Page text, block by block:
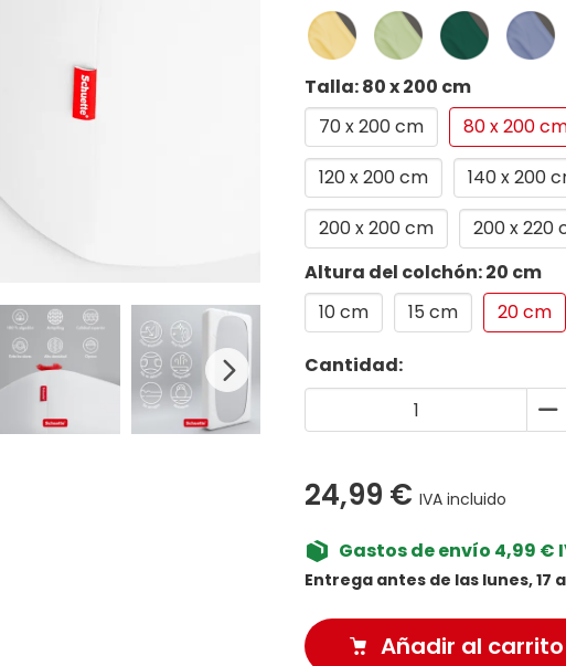
Talla: 80 x 200 cm
70 x 200 cm
80 x 200
120 x 200 cm
140 x 200
200 x 200 cm
200 x 220
Altura del colchón: 20 cm
10 cm
15 cm 20 cm
Cantidad:
24,99 € IVA incluido
Gastos de envío 4,99 €
Entrega antes de las lunes, 17
Añadir al carrito